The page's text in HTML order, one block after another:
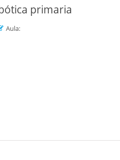
primaria
Aula: